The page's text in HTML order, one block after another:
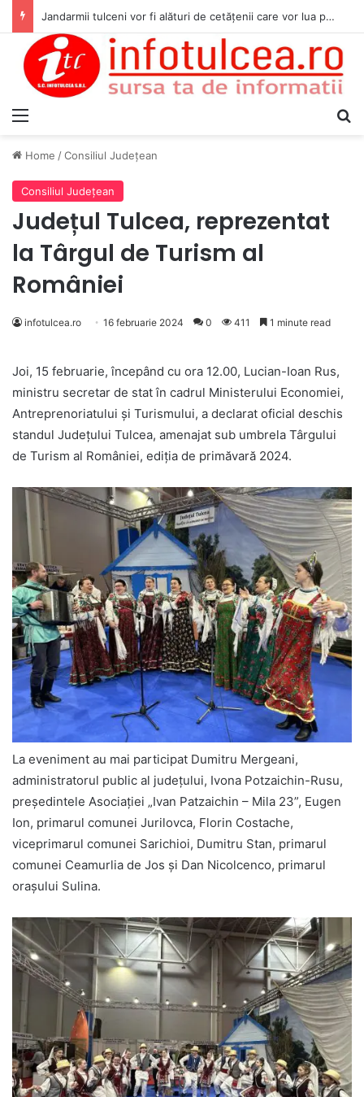
Jandarmii tulceni vor fi alături de cetățenii care vor lua parte la Festivalul Folk Țestos
Home /Consiliul Judeţean
Consiliul Judeţean
Județul Tulcea, reprezentat
la Târgul de Turism al
României
infotulcea.ro 16 februarie 2024 0 411 1 minute read
Joi, 15 februarie, începând cu ora 12.00, Lucian-Ioan Rus,
ministru secretar de stat în cadrul Ministerului Economiei,
Antreprenoriatului și Turismului, a declarat oficial deschis
standul Județului Tulcea, amenajat sub umbrela Târgului
de Turism al României, ediția de primăvară 2024.
La eveniment au mai participat Dumitru Mergeani,
administratorul public al județului, Ivona Potzaichin-Rusu,
președintele Asociației „Ivan Patzaichin – Mila 23”, Eugen
Ion, primarul comunei Jurilovca, Florin Costache,
viceprimarul comunei Sarichioi, Dumitru Stan, primarul
comunei Ceamurlia de Jos și Dan Nicolcenco, primarul
orașului Sulina.